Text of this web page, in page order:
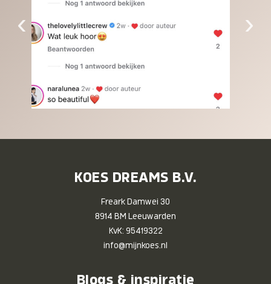
‹ ›
KOES DREAMS B.V.
Freark Damwei 30
8914 BM Leeuwarden
KvK: 95419322
info@mijnkoes.nl
Blogs & inspiratie